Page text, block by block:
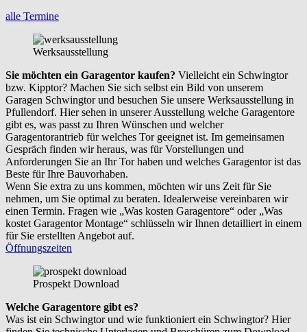
alle Termine
Werksausstellung
Sie möchten ein Garagentor kaufen? Vielleicht ein Schwingtor
bzw. Kipptor? Machen Sie sich selbst ein Bild von unserem
Garagen Schwingtor und besuchen Sie unsere Werksausstellung in
Pfullendorf. Hier sehen in unserer Ausstellung welche Garagentore
gibt es, was passt zu Ihren Wünschen und welcher
Garagentorantrieb für welches Tor geeignet ist. Im gemeinsamen
Gespräch finden wir heraus, was für Vorstellungen und
Anforderungen Sie an Ihr Tor haben und welches Garagentor ist das
Beste für Ihre Bauvorhaben.
Wenn Sie extra zu uns kommen, möchten wir uns Zeit für Sie
nehmen, um Sie optimal zu beraten. Idealerweise vereinbaren wir
einen Termin. Fragen wie „Was kosten Garagentore“ oder „Was
kostet Garagentor Montage“ schlüsseln wir Ihnen detailliert in einem
für Sie erstellten Angebot auf.
Öffnungszeiten
Prospekt Download
Welche Garagentore gibt es?
Was ist ein Schwingtor und wie funktioniert ein Schwingtor? Hier